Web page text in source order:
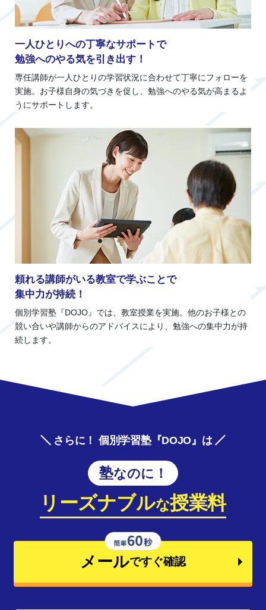
一人ひとりへの丁寧なサポートで
勉強へのやる気を引き出す！
専任講師が一人ひとりの学習状況に合わせて丁寧にフォローを
実施。お子様自身の気づきを促し、勉強へのやる気が高まるよ
うにサポートします。
頼れる講師がいる教室で学ぶことで
集中力が持続！
個別学習塾『DOJO』では、教室授業を実施。他のお子様との
競い合いや講師からのアドバイスにより、勉強への集中力が持
続します。
さらに！ 個別学習塾『DOJO』は
塾なのに！
リーズナブルな授業料
メールですぐ確認